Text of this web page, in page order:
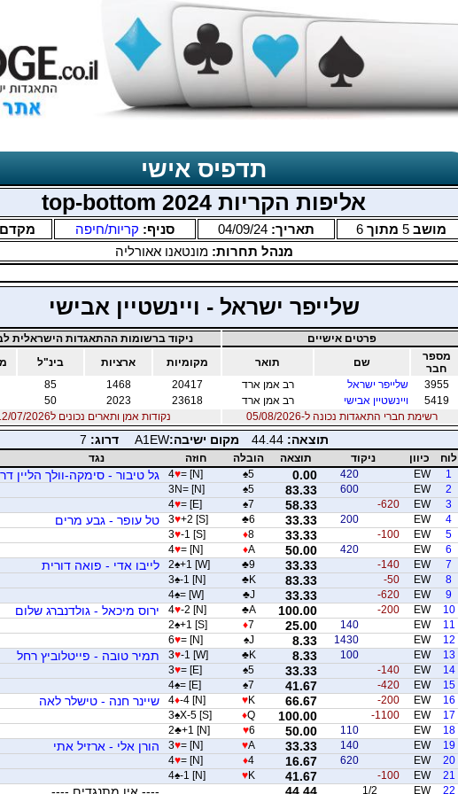
תדפיס אישי
אליפות הקריות 2024 top-bottom
מושב 5 מתוך 6 תאריך: 04/09/24 סניף: קריות/חיפה
מנהל תחרות:מונטאנו אאורליה
שלייפר ישראל - ויינשטיין אבישי
פרטים אישיים
ניקוד ברשומות ההתאגדות הישראלית
מספר
חבר
שם תואר מקומיות ארציות בינ"ל
3955
שלייפר ישראל רב אמן ארד 20417
1468
85
5419
ויינשטיין אבישי רב אמן ארד 23618
2023
50
רשימת חברי התאגדות נכונה ל-05/08/2026
נקודות אמן ותארים נכונים ל12/07/2026
תוצאה:44.44 מקום ישיבה:A1EW דרוג: 7
לוח כיוון ניקוד תוצאה הובלה חוזה
נגד
1
EW
420
0.00
♠5
4♥= [N] גל טיבור - סימקה-וולך הליין דר
2
EW
600
83.33
♠5
3N= [N]
3
EW
-620
58.33
♠7
4♥= [E]
4
EW
200
33.33
♣6
3♥+2 [S] טל עופר - גבע מרים
5
EW
-100
33.33
♦8
3♥-1 [S]
6
EW
420
50.00
♦A
4♥= [N]
7
EW
-140
33.33
♣9
2♠+1 [W] לייבו אדי - פואה דורית
8
EW
-50
83.33
♣K
3♠-1 [N]
9
EW
-620
33.33
♣J
4♠= [W]
10
EW
-200
100.00
♣A
4♥-2 [N] ירוס מיכאל - גולדנברג שלום
11
EW
140
25.00
♦7
2♠+1 [S]
12
EW
1430
8.33
♠J
6♥= [N]
13
EW
100
8.33
♣K
3♥-1 [W] תמיר טובה - פייטלוביץ רחל
14
EW
-140
33.33
♠5
3♥= [E]
15
EW
-420
41.67
♠7
4♠= [E]
16
EW
-200
66.67
♥K
4♦-4 [N] שיינר חנה - טישלר לאה
17
EW
-1100
100.00
♦Q
3♠X-5 [S]
18
EW
110
50.00
♥6
2♣+1 [N]
19
EW
140
33.33
♥A
3♥= [N] הורן אלי - ארזיל אתי
20
EW
620
16.67
♦4
4♥= [N]
21
EW
-100
41.67
♥K
4♠-1 [N]
22
EW
1/2
44.44 ---- אין מתנגדים ----